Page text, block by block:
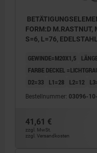
FORM:D M.RASTNUT,
S=6, L=76,
GEWINDE=M20X1,5
FARBE DECKEL
D2=33
L1=28 L2=12
Bestellnummer: 03096-
41,61 €
zzgl. MwSt.
zzgl. Versandkosten